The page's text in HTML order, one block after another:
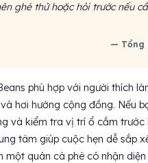
ghé thử hoặc hỏi trước nếu
— Tổng
phù hợp với người thích
hơi hướng cộng đồng. Nếu
và kiểm tra vị trí ổ cắm trước
tâm giúp cuộc hẹn dễ sắp
một quán cà phê có nhận